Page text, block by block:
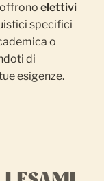
offronoelettivi
specifici
o
di
esigenze.